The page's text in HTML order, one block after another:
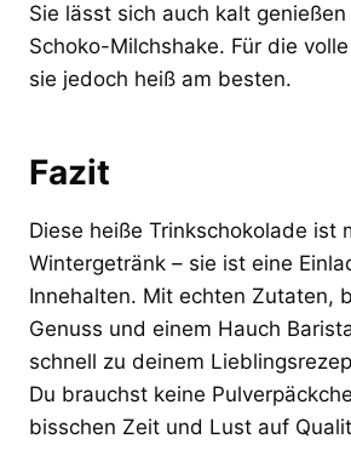
Sie lässt sich auch kalt
Schoko-Milchshake. Für die
sie jedoch heiß am besten.
Fazit
Diese heiße Trinkschokolade ist
Wintergetränk – sie ist eine
Innehalten. Mit echten Zutaten,
Genuss und einem Hauch
schnell zu deinem
Du brauchst keine
bisschen Zeit und Lust auf